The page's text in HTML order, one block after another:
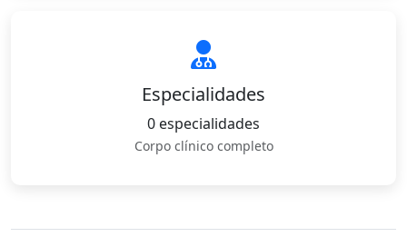
Especialidades
0 especialidades
Corpo clínico completo